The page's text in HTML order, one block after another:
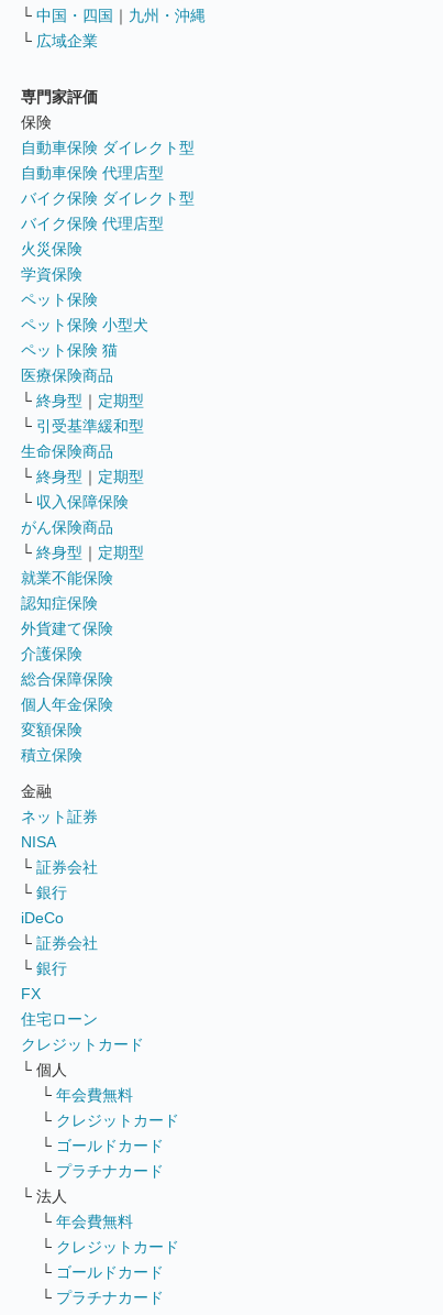
└ 中国・四国 ｜ 九州・沖縄
└ 広域企業
専門家評価
保険
自動車保険 ダイレクト型
自動車保険 代理店型
バイク保険 ダイレクト型
バイク保険 代理店型
火災保険
学資保険
ペット保険
ペット保険 小型犬
ペット保険 猫
医療保険商品
└ 終身型 ｜ 定期型
└ 引受基準緩和型
生命保険商品
└ 終身型 ｜ 定期型
└ 収入保障保険
がん保険商品
└ 終身型 ｜ 定期型
就業不能保険
認知症保険
外貨建て保険
介護保険
総合保障保険
個人年金保険
変額保険
積立保険
金融
ネット証券
NISA
└ 証券会社
└ 銀行
iDeCo
└ 証券会社
└ 銀行
FX
住宅ローン
クレジットカード
└ 個人
└ 年会費無料
└ クレジットカード
└ ゴールドカード
└ プラチナカード
└ 法人
└ 年会費無料
└ クレジットカード
└ ゴールドカード
└ プラチナカード